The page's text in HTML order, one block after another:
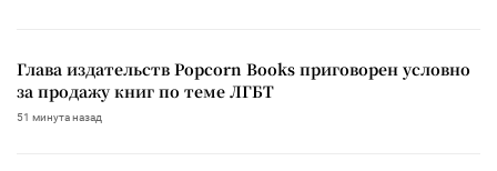
Глава издательств Popcorn Books приговорен условно
за продажу книг по теме ЛГБТ
51 минута назад